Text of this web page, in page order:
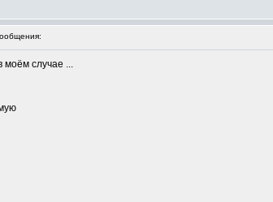
моём случае ...